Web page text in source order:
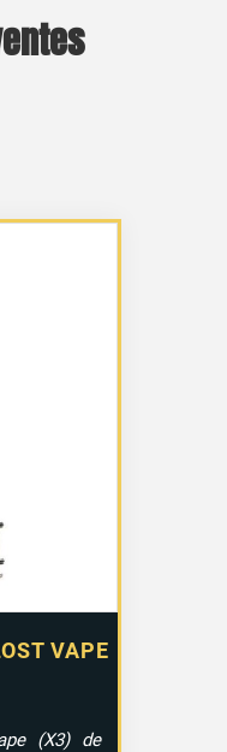
VAPE
(X3) de